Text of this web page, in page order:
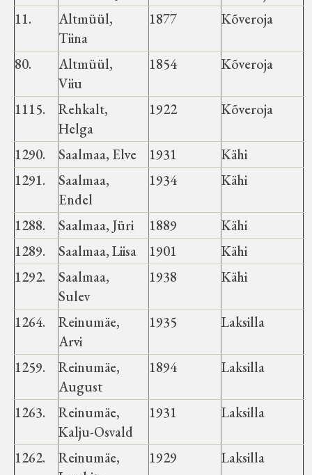
11.
Altmüül,
Tiina
1877 Kõveroja
80.
Altmüül,
Viiu
1854 Kõveroja
1115.
Rehkalt,
Helga
1922 Kõveroja
1290. Saalmaa, Elve 1931
Kähi
1291.
Saalmaa,
Endel
1934 Kähi
1288. Saalmaa, Jüri 1889
Kähi
1289.
Saalmaa, Liisa 1901
Kähi
1292.
Saalmaa,
Sulev
1938 Kähi
1264.
Reinumäe,
Arvi
1935 Laksilla
1259.
Reinumäe,
August
1894 Laksilla
1263.
Reinumäe,
Kalju-Osvald
1931 Laksilla
1262.
Reinumäe,
1929 Laksilla